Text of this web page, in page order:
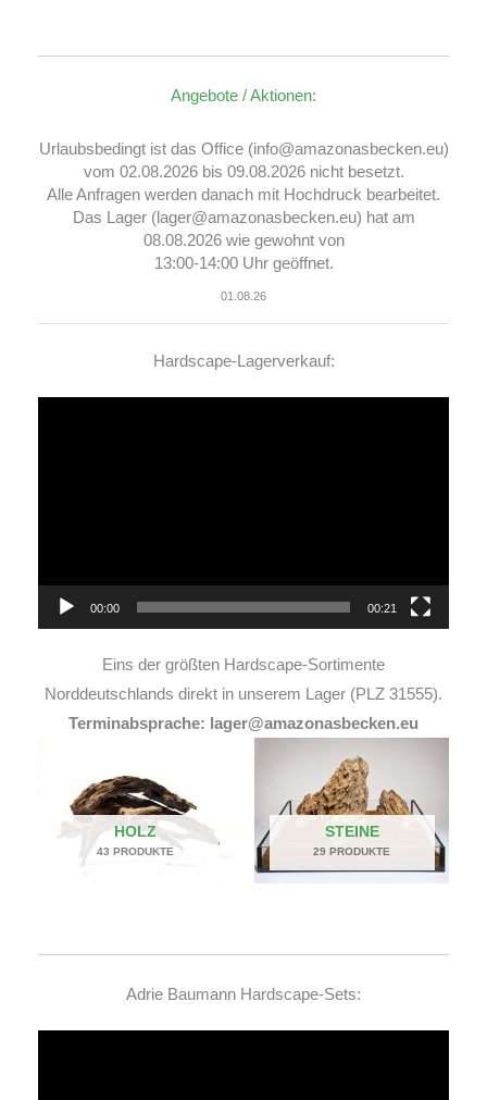
Angebote / Aktionen:
Urlaubsbedingt ist das Office (info@amazonasbecken.eu)
vom 02.08.2026 bis 09.08.2026 nicht besetzt.
Alle Anfragen werden danach mit Hochdruck bearbeitet.
Das Lager (lager@amazonasbecken.eu) hat am
08.08.2026 wie gewohnt von
13:00-14:00 Uhr geöffnet.
01.08.26
Hardscape-Lagerverkauf:
00:00 00:21
Eins der größten Hardscape-Sortimente
Norddeutschlands direkt in unserem Lager (PLZ 31555).
Terminabsprache: lager@amazonasbecken.eu
HOLZ
43 PRODUKTE
STEINE
29 PRODUKTE
Adrie Baumann Hardscape-Sets: